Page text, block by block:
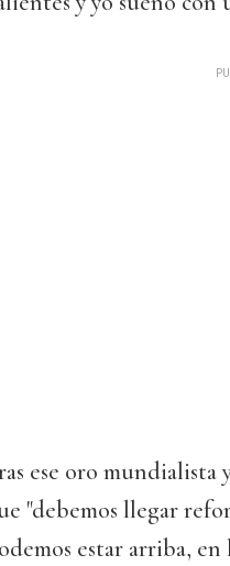
ese oro mundialista
"debemos llegar
estar arriba,